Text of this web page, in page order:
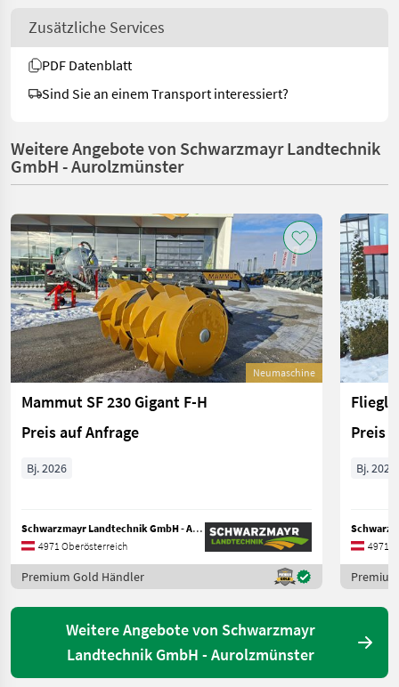
Zusätzliche Services
PDF Datenblatt
Sind Sie an einem Transport interessiert?
Weitere Angebote von Schwarzmayr Landtechnik
GmbH - Aurolzmünster
Neumaschine
Mammut SF 230 Gigant F-H
Preis auf Anfrage
Bj. 2026
Schwarzmayr Landtechnik GmbH - Aurolzmünster
4971 Oberösterreich
Premium Gold Händler
Fliegl
Preis
Bj. 2026
4971
Weitere Angebote von Schwarzmayr
Landtechnik GmbH - Aurolzmünster